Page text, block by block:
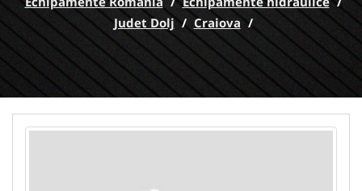
Judet Dolj / Craiova /